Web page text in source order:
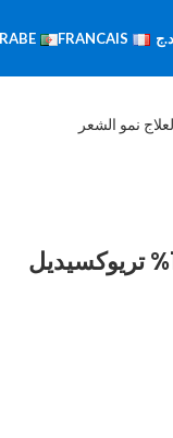
د.ج FRANCAIS
شامبو 2% تريوكسيديل + رذاذ 10% تريوكسيديل